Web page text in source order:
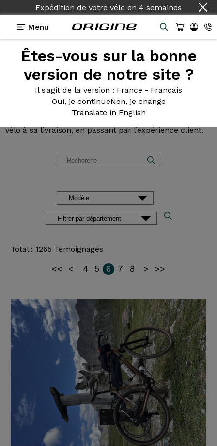
Expédition de votre vélo en 4 semaines
Menu
Êtes-vous sur la bonne
version de notre site ?
Il s’agit de la version : France - Français
Oui, je continueNon, je change
Translate in English
Avis ettémoignages des
clients Origine
Lisez les avis sur nos vélos de Route, Gravel, VTT et
vélo à sa livraison, en passant par l’expérience client.
Total : 1265 Témoignages
<< < 4 5 6 7 8 > >>